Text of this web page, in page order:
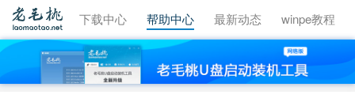
视频教程 下载中心 帮助中心 最新动态 winpe教程